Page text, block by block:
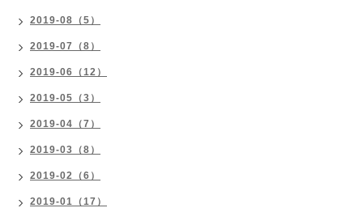
2019-08（5）
2019-07（8）
2019-06（12）
2019-05（3）
2019-04（7）
2019-03（8）
2019-02（6）
2019-01（17）